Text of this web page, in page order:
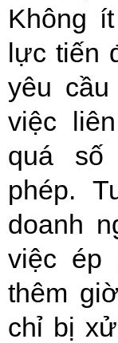
Không
lực tiến
yêu
việc
quá số
phép.
doanh
việc ép
thêm
chỉ bị